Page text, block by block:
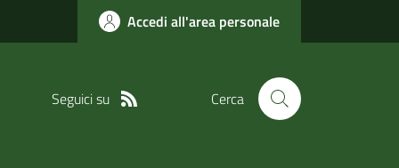
Accedi all'area personale
Seguici su Cerca